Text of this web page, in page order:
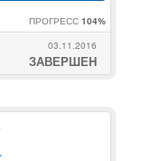
ПРОГРЕСС 104%
03.11.2016
ЗАВЕРШЕН